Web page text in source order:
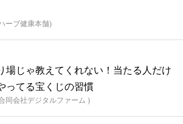
ーブ健康本舗)
場じゃ教えてくれない！当たる人だけ
ってる宝くじの習慣
同会社デジタルファーム )